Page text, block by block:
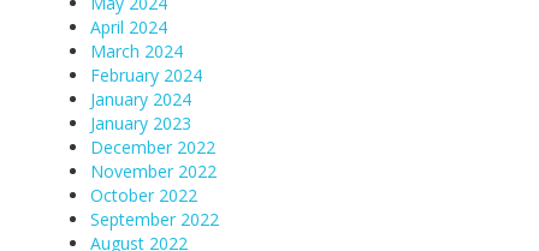
April 2024
March 2024
February 2024
January 2024
January 2023
December 2022
November 2022
October 2022
September 2022
August 2022